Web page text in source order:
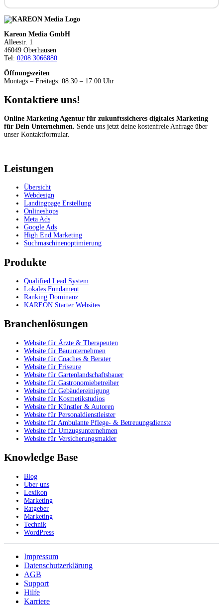
Kareon Media GmbH
Alleestr. 1
46049 Oberhausen
Tel: 0208 3066880
Öffnungszeiten
Montags – Freitags: 08:30 – 17:00 Uhr
Kontaktiere uns!
Online Marketing Agentur für zukunftssicheres digitales Marketing
für Dein Unternehmen. Sende uns jetzt deine kostenfreie Anfrage über
unser Kontaktformular.
Leistungen
Übersicht
Webdesign
Landingpage Erstellung
Onlineshops
Meta Ads
Google Ads
High End Marketing
Suchmaschinenoptimierung
Produkte
Qualified Lead System
Lokales Fundament
Ranking Dominanz
KAREON Starter Websites
Branchenlösungen
Website für Ärzte & Therapeuten
Website für Bauunternehmen
Website für Coaches & Berater
Website für Friseure
Website für Gartenlandschaftsbauer
Website für Gastronomiebetreiber
Website für Gebäudereinigung
Website für Kosmetikstudios
Website für Künstler & Autoren
Website für Personaldienstleister
Website für Ambulante Pflege- & Betreuungsdienste
Website für Umzugsunternehmen
Website für Versicherungsmakler
Knowledge Base
Blog
Über uns
Lexikon
Marketing
Ratgeber
Marketing
Technik
WordPress
Impressum
Datenschutzerklärung
AGB
Support
Hilfe
Karriere